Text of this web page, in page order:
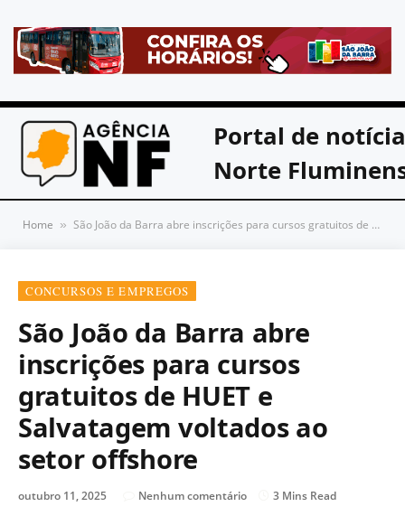
Portal de
Norte
Home » São João da Barra abre inscrições para cursos gratuitos de HUET e Salvatagem voltados ao setor offshore
CONCURSOS E EMPREGOS
São João da Barra abre
inscrições para cursos
gratuitos de HUET e
Salvatagem voltados ao
setor offshore
outubro 11, 2025 Nenhum comentário 3 Mins Read